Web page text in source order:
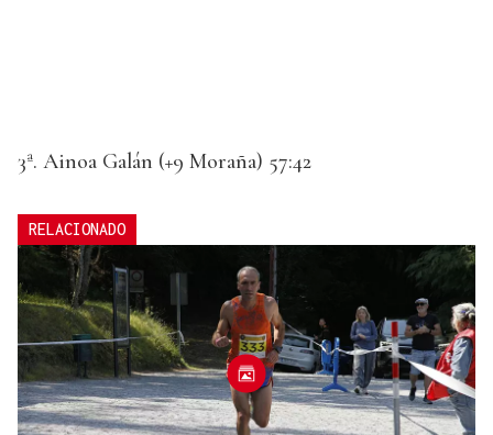
3ª. Ainoa Galán (+9 Moraña) 57:42
RELACIONADO